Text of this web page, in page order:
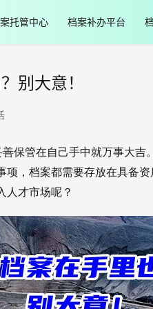
托管中心 档案补办平台
别大意！
保管在自己手中就万事大吉
，档案都需要存放在具备
人才市场呢？